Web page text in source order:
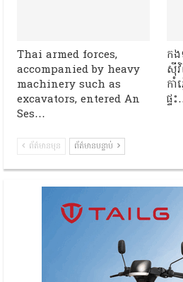
Thai armed forces,
accompanied by heavy
machinery such as
excavators, entered An
Ses…
កង
ស៊ីវិ
កាំ
ផ្ទ
ព័ត៌មានមុន ព័ត៌មានបន្ទាប់